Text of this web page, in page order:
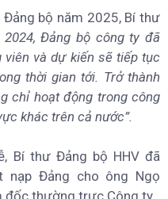
Đảng bộ năm 2025, Bí thư
2024, Đảng bộ công ty đã
và dự kiến sẽ tiếp tục
thời gian tới. Trở thành
chỉ hoạt động trong công
khác trên cả nước”.
Bí thư Đảng bộ HHV đã
nạp Đảng cho ông Ngọ